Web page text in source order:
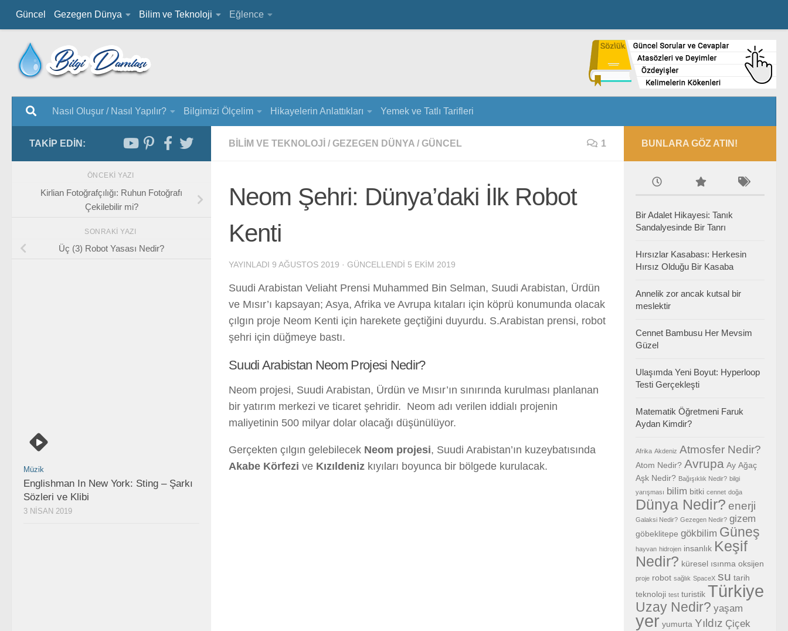
Güncel Gezegen Dünya Bilim ve Teknoloji Eğlence
Nasıl Oluşur / Nasıl Yapılır? Bilgimizi Ölçelim Hikayelerin Anlattıkları Yemek ve Tatlı Tarifleri
BILIM VE TEKNOLOJI / GEZEGEN DÜNYA / GÜNCEL 1
Neom Şehri: Dünya’daki İlk Robot
Kenti
YAYINLADI 9 AĞUSTOS 2019 · GÜNCELLENDI 5 EKIM 2019
Suudi Arabistan Veliaht Prensi Muhammed Bin Selman, Suudi Arabistan, Ürdün
ve Mısır’ı kapsayan; Asya, Afrika ve Avrupa kıtaları için köprü konumunda olacak
çılgın proje Neom Kenti için harekete geçtiğini duyurdu. S.Arabistan prensi, robot
şehri için düğmeye bastı.
Suudi Arabistan Neom Projesi Nedir?
Neom projesi, Suudi Arabistan, Ürdün ve Mısır’ın sınırında kurulması planlanan
bir yatırım merkezi ve ticaret şehridir. Neom adı verilen iddialı projenin
maliyetinin 500 milyar dolar olacağı düşünülüyor.
Gerçekten çılgın gelebilecek Neom projesi, Suudi Arabistan’ın kuzeybatısında
Akabe Körfezi ve Kızıldeniz kıyıları boyunca bir bölgede kurulacak.
TAKIP EDIN:
ÖNCEKI YAZI
Kirlian Fotoğrafçılığı: Ruhun Fotoğrafı
Çekilebilir mi?
SONRAKI YAZI
Üç (3) Robot Yasası Nedir?
Müzik
Englishman In New York: Sting – Şarkı
Sözleri ve Klibi
3 NISAN 2019
BUNLARA GÖZ ATIN!
Bir Adalet Hikayesi: Tanık
Sandalyesinde Bir Tanrı
Hırsızlar Kasabası: Herkesin
Hırsız Olduğu Bir Kasaba
Annelik zor ancak kutsal bir
meslektir
Cennet Bambusu Her Mevsim
Güzel
Ulaşımda Yeni Boyut: Hyperloop
Testi Gerçekleşti
Matematik Öğretmeni Faruk
Aydan Kimdir?
Afrika Akdeniz Atmosfer Nedir?
Atom Nedir? Avrupa Ay Ağaç
Aşk Nedir? Bağışıklık Nedir? bilgi
yarışması bilim bitki cennet doğa
Dünya Nedir? enerji
Galaksi Nedir? Gezegen Nedir? gizem
göbeklitepe gökbilim Güneş
hayvan hidrojen insanlık Keşif
Nedir? küresel ısınma oksijen
proje robot sağlık SpaceX su tarih
teknoloji test turistik Türkiye
Uzay Nedir? yaşam
yer yumurta Yıldız Çiçek